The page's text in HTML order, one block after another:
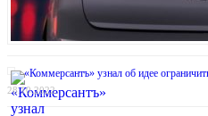
«Коммерсантъ» узнал об идее
28.10.2022